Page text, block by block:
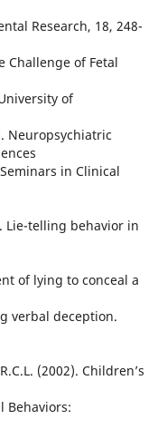
Research, 18, 248-
Challenge of Fetal
of
Neuropsychiatric
in Clinical
Lie-telling behavior in
of lying to conceal a
verbal deception.
(2002). Children’s
Behaviors: